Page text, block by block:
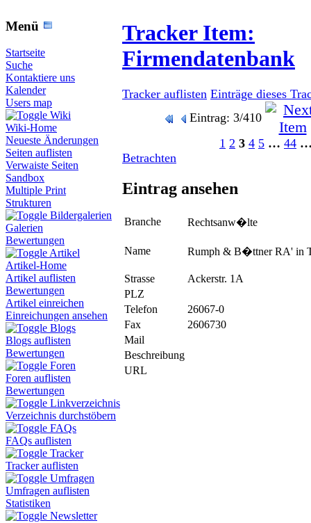
Menü
Startseite
Suche
Kontaktiere uns
Kalender
Users map
Wiki
Wiki-Home
Neueste Änderungen
Seiten auflisten
Verwaiste Seiten
Sandbox
Multiple Print
Strukturen
Bildergalerien
Galerien
Bewertungen
Artikel
Artikel-Home
Artikel auflisten
Bewertungen
Artikel einreichen
Einreichungen ansehen
Blogs
Blogs auflisten
Bewertungen
Foren
Foren auflisten
Bewertungen
Linkverzeichnis
Verzeichnis durchstöbern
FAQs
FAQs auflisten
Tracker
Tracker auflisten
Umfragen
Umfragen auflisten
Statistiken
Newsletter
Tracker Item:
Firmendatenbank
Tracker auflisten Einträge dieses
Eintrag: 3/410
1 2 3 4 5 … 44
Betrachten
Eintrag ansehen
Branche Rechtsanw�lte
Name Rumph & B�ttner RA' in
Strasse
Ackerstr. 1A
PLZ
Telefon
26067-0
Fax
2606730
Mail
Beschreibung
URL